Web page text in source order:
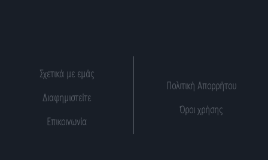
Σχετικά με εμάς
Διαφημιστείτε
Επικοινωνία
Πολιτική Απορρήτου
Όροι χρήσης